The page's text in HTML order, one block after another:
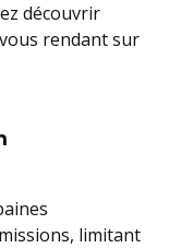
découvrir
rendant sur
limitant